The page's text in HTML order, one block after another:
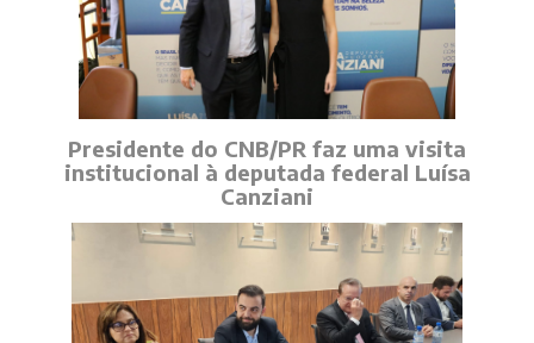
Presidente do CNB/PR faz uma visita
institucional à deputada federal Luísa
Canziani